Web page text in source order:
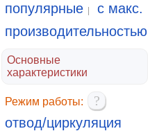
популярные
с макс.
производительностью
Основные
характеристики
Режим работы:
?
отвод/циркуляция